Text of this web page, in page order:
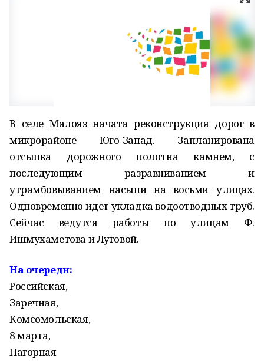
В селе Малояз начата реконструкция дорог в
микрорайоне Юго-Запад. Запланирована
отсыпка дорожного полотна камнем, с
последующим разравниванием и
утрамбовыванием насыпи на восьми улицах.
Одновременно идет укладка водоотводных труб.
Сейчас ведутся работы по улицам Ф.
Ишмухаметова и Луговой.
На очереди:
Российская,
Заречная,
Комсомольская,
8 марта,
Нагорная